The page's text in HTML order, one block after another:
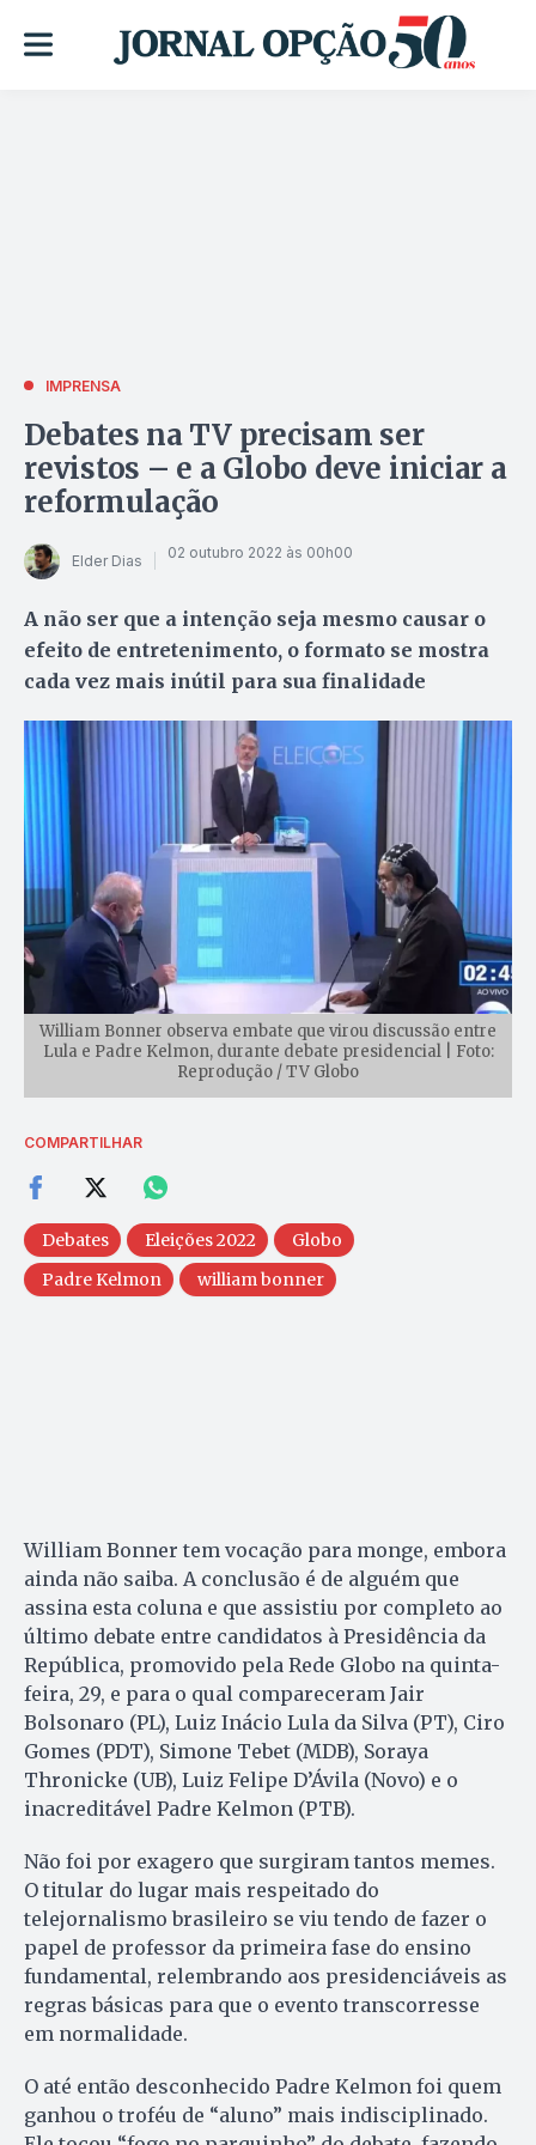
IMPRENSA
Debates na TV precisam ser
revistos – e a Globo deve iniciar a
reformulação
Elder Dias 02 outubro 2022 às 00h00
A não ser que a intenção seja mesmo causar o
efeito de entretenimento, o formato se mostra
cada vez mais inútil para sua finalidade
William Bonner observa embate que virou discussão entre
Lula e Padre Kelmon, durante debate presidencial | Foto:
Reprodução / TV Globo
COMPARTILHAR
Debates Eleições 2022
Globo
Padre Kelmon
william bonner
William Bonner tem vocação para monge, embora
ainda não saiba. A conclusão é de alguém que
assina esta coluna e que assistiu por completo ao
último debate entre candidatos à Presidência da
República, promovido pela Rede Globo na quinta-
feira, 29, e para o qual compareceram Jair
Bolsonaro (PL), Luiz Inácio Lula da Silva (PT), Ciro
Gomes (PDT), Simone Tebet (MDB), Soraya
Thronicke (UB), Luiz Felipe D’Ávila (Novo) e o
inacreditável Padre Kelmon (PTB).
Não foi por exagero que surgiram tantos memes.
O titular do lugar mais respeitado do
telejornalismo brasileiro se viu tendo de fazer o
papel de professor da primeira fase do ensino
fundamental, relembrando aos presidenciáveis as
regras básicas para que o evento transcorresse
em normalidade.
O até então desconhecido Padre Kelmon foi quem
ganhou o troféu de “aluno” mais indisciplinado.